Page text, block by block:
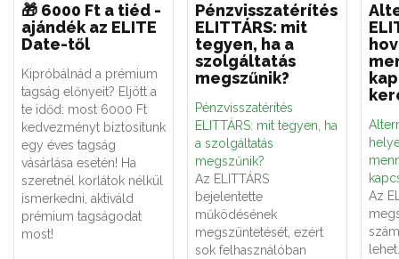
🎁 6000 Ft a tiéd -
ajándék az ELITE
Date-től
Kipróbálnád a prémium
tagság előnyeit? Eljött a
te időd: most 6000 Ft
kedvezményt biztosítunk
egy éves tagság
vásárlása esetén! Ha
szeretnél korlátok nélkül
ismerkedni, aktiváld
prémium tagságodat
most!
Pénzvisszatérítés
ELITTÁRS: mit
tegyen, ha a
szolgáltatás
megszűnik?
Pénzvisszatérítés
ELITTÁRS: mit tegyen, ha
a szolgáltatás
megszűnik?
Az ELITTÁRS
bejelentette
működésének
megszüntetését, ezért
sok felhasználóban
Az